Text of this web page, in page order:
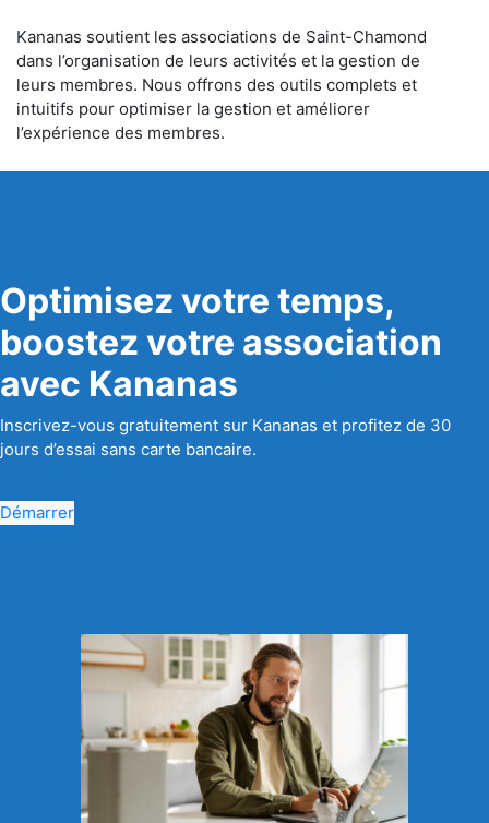
Kananas soutient les associations de Saint-Chamond
dans l’organisation de leurs activités et la gestion de
leurs membres. Nous offrons des outils complets et
intuitifs pour optimiser la gestion et améliorer
l’expérience des membres.
Optimisez votre temps,
boostez votre association
avec Kananas
Inscrivez-vous gratuitement sur Kananas et profitez de 30
jours d’essai sans carte bancaire.
Démarrer